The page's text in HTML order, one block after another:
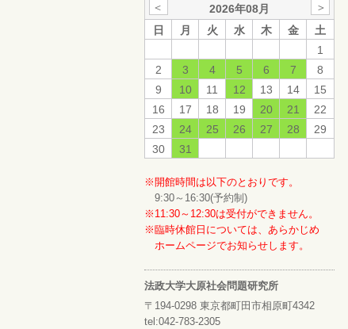
＜ 2026年08月
＞
日
月 火 水 木 金
土
1
2
3 4 5 6 7
8
9
10 11 12 13 14
15
16
17 18 19 20 21
22
23
24 25 26 27 28
29
30
31
※開館時間は以下のとおりです。
9:30～16:30(予約制)
※11:30～12:30は受付ができません。
※臨時休館日については、あらかじめ
ホームページでお知らせします。
法政大学大原社会問題研究所
〒194-0298 東京都町田市相原町4342
tel:042-783-2305